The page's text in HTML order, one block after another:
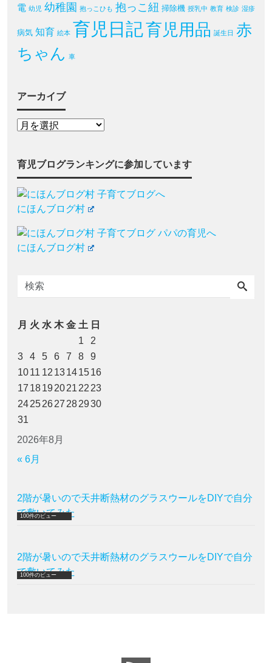
電 幼児 幼稚園 抱っこひも 抱っこ紐 掃除機 授乳中 教育 検診 湿疹
病気 知育 絵本 育児日記育児用品 誕生日 赤
ちゃん 車
アーカイブ
育児ブログランキングに参加しています
にほんブログ村
にほんブログ村
2026年8月
月 火 水 木 金 土 日
1
2
3
4 5 6 7 8
9
1011 12 13141516
17 18192021 22 23
24252627 282930
31
« 6月
2階が暑いので天井断熱材のグラスウールをDIYで自分
で敷いてみた
100件のビュー
2階が暑いので天井断熱材のグラスウールをDIYで自分
で敷いてみた
100件のビュー